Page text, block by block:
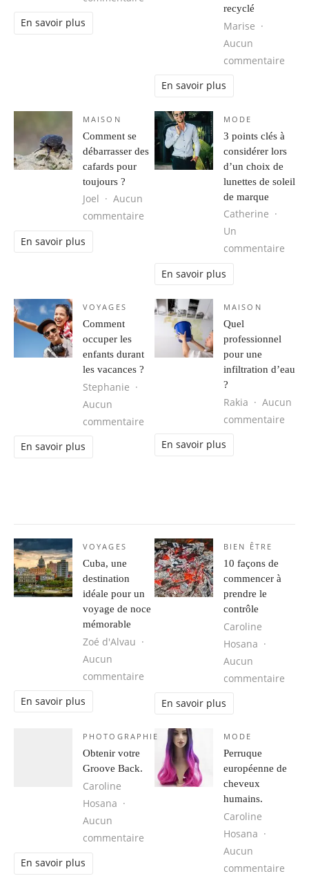
En savoir plus
recyclé
Marise
Aucun
commentaire
En savoir plus
MAISON
Comment se
débarrasser des
cafards pour
toujours ?
Joel
Aucun
commentaire sur Comment se débarrasser des
En savoir plus
MODE
3 points clés à
considérer lors
d’un choix de
lunettes de soleil
de marque
Catherine
Un
commentaire
En savoir plus
VOYAGES
Comment
occuper les
enfants durant
les vacances ?
Stephanie
Aucun
commentaire sur Comment occuper les enfants
En savoir plus
MAISON
Quel
professionnel
pour une
infiltration d’eau
?
Rakia
Aucun
commentaire
En savoir plus
VOYAGES
Cuba, une
destination
idéale pour un
voyage de noce
mémorable
Zoé d'Alvau
Aucun
commentaire sur Cuba, une destination idéale
En savoir plus
BIEN ÊTRE
10 façons de
commencer à
prendre le
contrôle
Caroline
Hosana
Aucun
commentaire
En savoir plus
PHOTOGRAPHIE
Obtenir votre
Groove Back.
Caroline
Hosana
Aucun
commentaire sur Obtenir votre Groove Back.
En savoir plus
MODE
Perruque
européenne de
cheveux
humains.
Caroline
Hosana
Aucun
commentaire